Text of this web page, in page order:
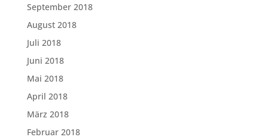
September 2018
August 2018
Juli 2018
Juni 2018
Mai 2018
April 2018
März 2018
Februar 2018